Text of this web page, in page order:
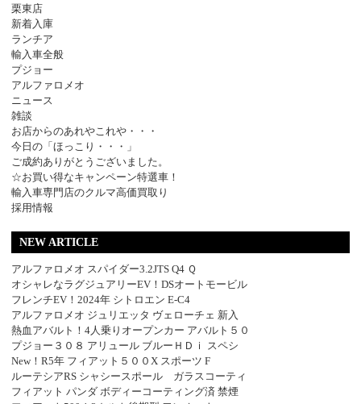
栗東店
新着入庫
ランチア
輸入車全般
プジョー
アルファロメオ
ニュース
雑談
お店からのあれやこれや・・・
今日の「ほっこり・・・」
ご成約ありがとうございました。
☆お買い得なキャンペーン特選車！
輸入車専門店のクルマ高価買取り
採用情報
NEW ARTICLE
アルファロメオ スパイダー3.2JTS Q4 Ｑ
オシャレなラグジュアリーEV！DSオートモービル
フレンチEV！2024年 シトロエン E-C4
アルファロメオ ジュリエッタ ヴェローチェ 新入
熱血アバルト！4人乗りオープンカー アバルト５０
プジョー３０８ アリュール ブルーＨＤｉ スペシ
New！R5年 フィアット５００X スポーツ F
ルーテシアRS シャシースポール ガラスコーティ
フィアット パンダ ボディーコーティング済 禁煙